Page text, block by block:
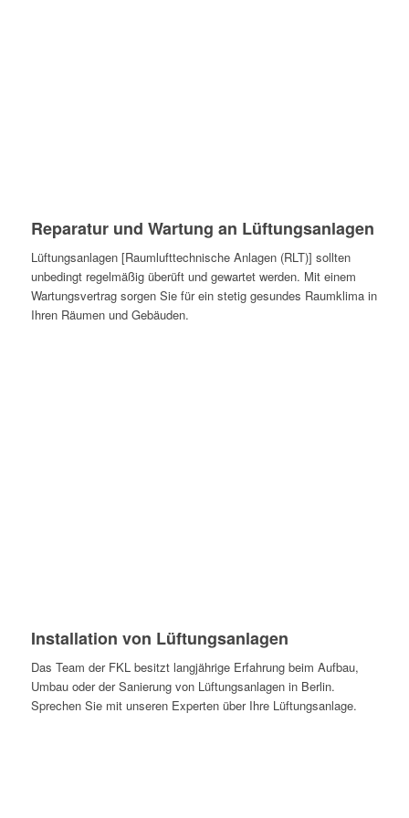
Lüftungsanlagen
Reparatur und Wartung an Lüftungsanlagen
Lüftungsanlagen [Raumlufttechnische Anlagen (RLT)] sollten
unbedingt regelmäßig überüft und gewartet werden. Mit einem
Wartungsvertrag sorgen Sie für ein stetig gesundes Raumklima in
Ihren Räumen und Gebäuden.
Installation von Lüftungsanlagen
Das Team der FKL besitzt langjährige Erfahrung beim Aufbau,
Umbau oder der Sanierung von Lüftungsanlagen in Berlin.
Sprechen Sie mit unseren Experten über Ihre Lüftungsanlage.